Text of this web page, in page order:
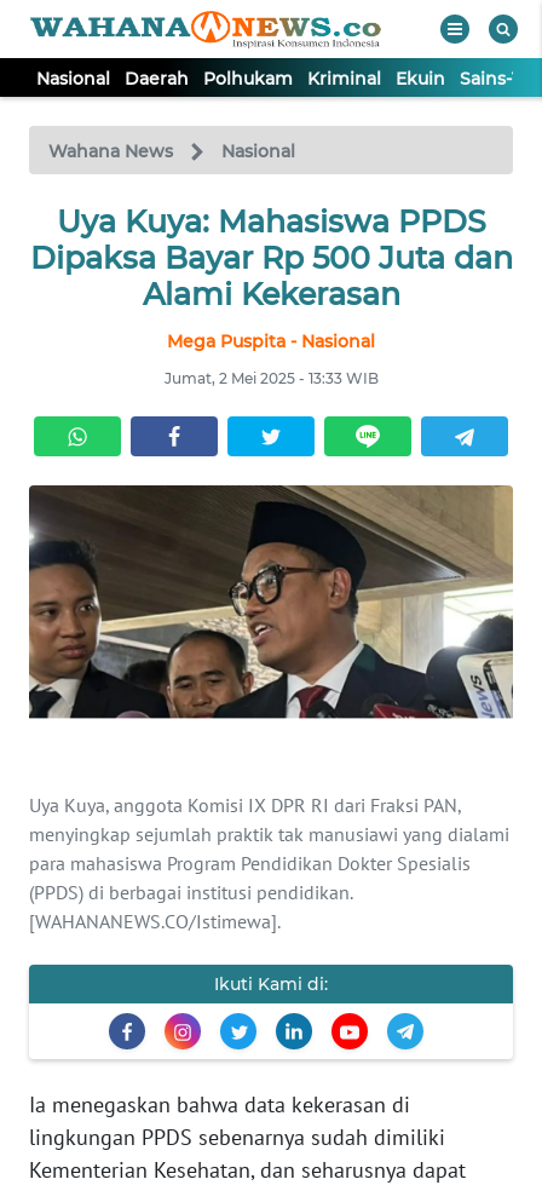
Nasional Daerah Polhukam Kriminal Ekuin Sains-
Wahana News Nasional
Uya Kuya: Mahasiswa PPDS
Dipaksa Bayar Rp 500 Juta dan
Alami Kekerasan
Mega Puspita - Nasional
Jumat, 2 Mei 2025 - 13:33 WIB
Uya Kuya, anggota Komisi IX DPR RI dari Fraksi PAN,
menyingkap sejumlah praktik tak manusiawi yang dialami
para mahasiswa Program Pendidikan Dokter Spesialis
(PPDS) di berbagai institusi pendidikan.
[WAHANANEWS.CO/Istimewa].
Ikuti Kami di:
Ia menegaskan bahwa data kekerasan di
lingkungan PPDS sebenarnya sudah dimiliki
Kementerian Kesehatan, dan seharusnya dapat
TV
Tutup
NASIONAL
KRIMINAL
EKUIN
SAINS-TEKNO
KESEHATAN
INTERNASIONAL
PENDIDIKAN
OLAHRAGA
OPINI
EDITORIAL
Informasi
INDEKS
BERITA